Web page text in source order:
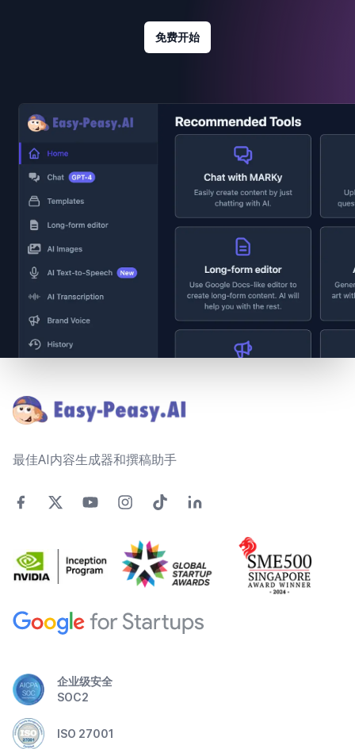
免费开始
最佳AI内容生成器和撰稿助手
企业级安全
SOC2
ISO 27001